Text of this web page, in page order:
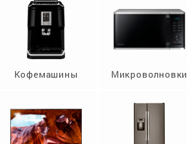
Кофемашины Микроволновки